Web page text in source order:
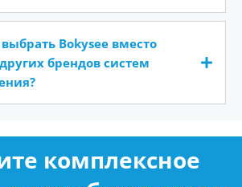
Bokysee вместо
брендов систем
комплексное